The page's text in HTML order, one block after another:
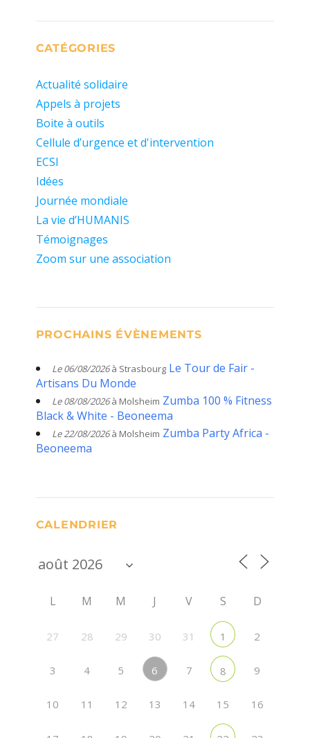
CATÉGORIES
Actualité solidaire
Appels à projets
Boite à outils
Cellule d’urgence et d'intervention
ECSI
Idées
Journée mondiale
La vie d’HUMANIS
Témoignages
Zoom sur une association
PROCHAINS ÉVÈNEMENTS
Le 06/08/2026à Strasbourg Le Tour de Fair -
Artisans Du Monde
Le 08/08/2026à Molsheim Zumba 100 % Fitness
Black & White - Beoneema
Le 22/08/2026à Molsheim Zumba Party Africa -
Beoneema
CALENDRIER
L M M J V S D
27 28 29 30 31 1 2
3 4 5 6 7 8 9
10 11 12 13 14 15 16